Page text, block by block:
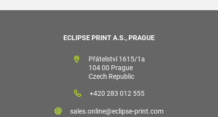
ECLIPSE PRINT A.S., PRAGUE
Přátelství 1615/1a
104 00 Prague
Czech Republic
+420 283 012 555
sales.online@eclipse-print.com